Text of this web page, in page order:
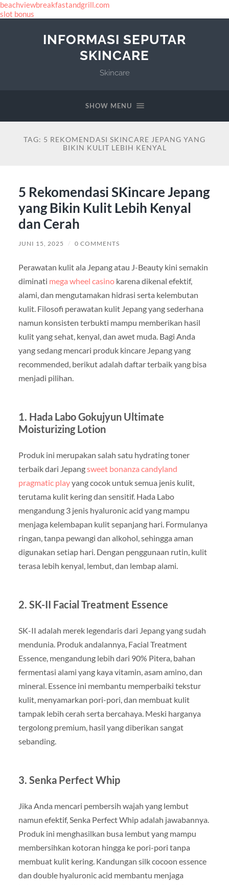
beachviewbreakfastandgrill.com
slot bonus
INFORMASI SEPUTAR
SKINCARE
Skincare
SHOW MENU
TAG: 5 REKOMENDASI SKINCARE JEPANG YANG
BIKIN KULIT LEBIH KENYAL
5 Rekomendasi SKincare Jepang
yang Bikin Kulit Lebih Kenyal
dan Cerah
JUNI 15, 2025 / 0 COMMENTS
Perawatan kulit ala Jepang atau J-Beauty kini semakin
diminati mega wheel casinokarena dikenal efektif,
alami, dan mengutamakan hidrasi serta kelembutan
kulit. Filosofi perawatan kulit Jepang yang sederhana
namun konsisten terbukti mampu memberikan hasil
kulit yang sehat, kenyal, dan awet muda. Bagi Anda
yang sedang mencari produk kincare Jepang yang
recommended, berikut adalah daftar terbaik yang bisa
menjadi pilihan.
1. Hada Labo Gokujyun Ultimate
Moisturizing Lotion
Produk ini merupakan salah satu hydrating toner
terbaik dari Jepangsweet bonanza candyland
pragmatic playyang cocok untuk semua jenis kulit,
terutama kulit kering dan sensitif. Hada Labo
mengandung 3 jenis hyaluronic acid yang mampu
menjaga kelembapan kulit sepanjang hari. Formulanya
ringan, tanpa pewangi dan alkohol, sehingga aman
digunakan setiap hari. Dengan penggunaan rutin, kulit
terasa lebih kenyal, lembut, dan lembap alami.
2. SK-II Facial Treatment Essence
SK-II adalah merek legendaris dari Jepang yang sudah
mendunia. Produk andalannya, Facial Treatment
Essence, mengandung lebih dari 90% Pitera, bahan
fermentasi alami yang kaya vitamin, asam amino, dan
mineral. Essence ini membantu memperbaiki tekstur
kulit, menyamarkan pori-pori, dan membuat kulit
tampak lebih cerah serta bercahaya. Meski harganya
tergolong premium, hasil yang diberikan sangat
sebanding.
3. Senka Perfect Whip
Jika Anda mencari pembersih wajah yang lembut
namun efektif, Senka Perfect Whip adalah jawabannya.
Produk ini menghasilkan busa lembut yang mampu
membersihkan kotoran hingga ke pori-pori tanpa
membuat kulit kering. Kandungan silk cocoon essence
dan double hyaluronic acid membantu menjaga